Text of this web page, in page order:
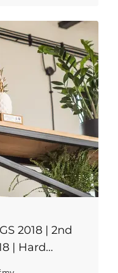
2018 | 2nd
| Hard